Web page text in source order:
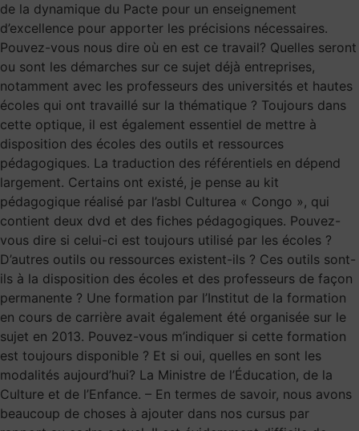
de la dynamique du Pacte pour un enseignement
d’excellence pour apporter les précisions nécessaires.
Pouvez-vous nous dire où en est ce travail? Quelles seront
ou sont les démarches sur ce sujet déjà entreprises,
notamment avec les professeurs des universités et hautes
écoles qui ont travaillé sur la thématique ? Toujours dans
cette optique, il est également essentiel de mettre à
disposition des écoles des outils et ressources
pédagogiques. La traduction des référentiels en dépend
largement. Certains ont existé, je pense au kit
pédagogique réalisé par l’asbl Culturea « Congo », qui
contient deux dvd et des fiches pédagogiques. Pouvez-
vous dire si celui-ci est toujours utilisé par les écoles ?
D’autres outils ou ressources existent-ils ? Ces outils sont-
ils à la disposition des écoles et des professeurs de façon
permanente ? Une formation par l’Institut de la formation
en cours de carrière avait également été organisée sur le
sujet en 2013. Pouvez-vous m’indiquer si cette formation
est toujours disponible ? Et si oui, quelles en sont les
modalités aujourd’hui? La Ministre de l’Éducation, de la
Culture et de l’Enfance. – En termes de savoir, nous avons
beaucoup de choses à ajouter dans nos cursus par